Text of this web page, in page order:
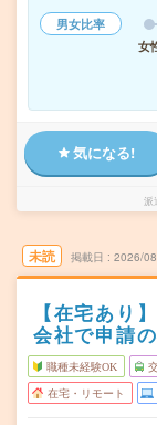
男女比率
女
気になる!
派
未読 掲載日 2026/
【在宅あり
会社で申請
職種未経験OK
在宅・リモート